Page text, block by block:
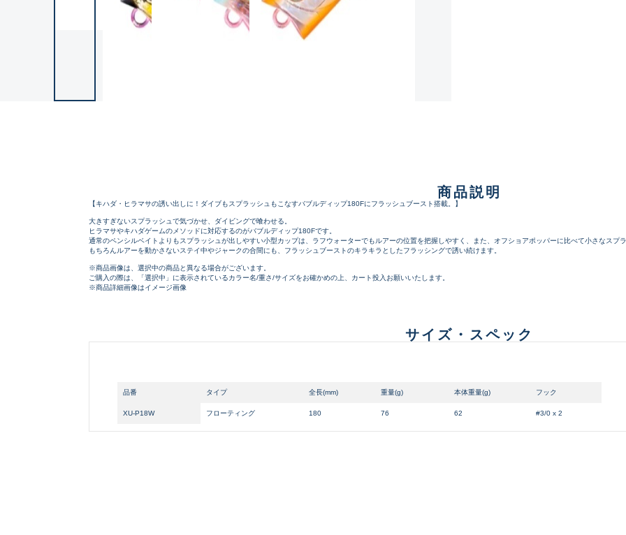
A 傷が極めて少ない極上品
B+ 使用感や傷は少なく比較的
かなり使用感があり、全体
商品説明
【キハダ・ヒラマサの誘い出しに！ダイブもスプラッシュもこなすバブルディップ180Fにフラッシュブースト搭載。】
大きすぎないスプラッシュで気づかせ、ダイビングで喰わせる。
ヒラマサやキハダゲームのメソッドに対応するのがバブルディップ180Fです。
通常のペンシルベイトよりもスプラッシュが出しやすい小型カップは、ラフウォーターでもルアーの位置を把握しやすく、また、オフショアポッパーに比べて小さなスプ
もちろんルアーを動かさないステイ中やジャークの合間にも、フラッシュブーストのキラキラとしたフラッシングで誘い続けます。
※商品画像は、選択中の商品と異なる場合がございます。
ご購入の際は、「選択中」に表示されているカラー名/重さ/サイズをお確かめの上、カート投入お願いいたします。
※商品詳細画像はイメージ画像
サイズ・スペック
品番 タイプ 全長(mm) 重量(g) 本体重量(g) フック
XU-P18W フローティング 180 76 62 #3/0 x 2